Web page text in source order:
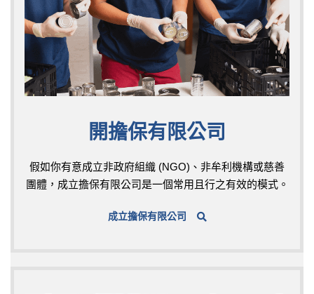
開擔保有限公司
假如你有意成立非政府組織 (NGO)、非牟利機構或慈善
團體，成立擔保有限公司是一個常用且行之有效的模式。
成立擔保有限公司